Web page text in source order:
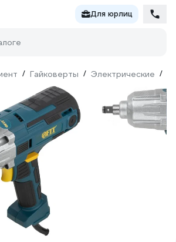
Для юрлиц
/ Гайковерты / Электрические /